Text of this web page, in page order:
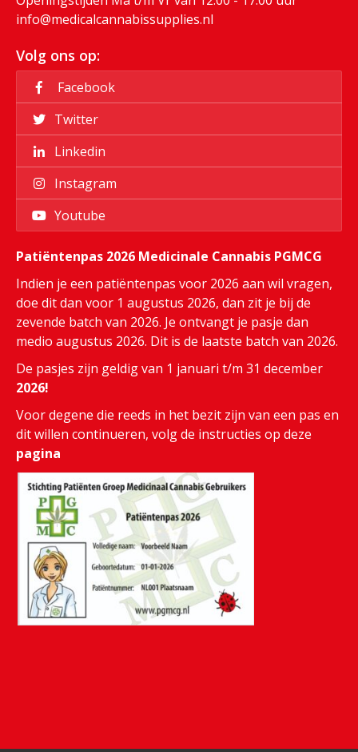
info@medicalcannabissupplies.nl
Volg ons op:
Facebook
Twitter
Linkedin
Instagram
Youtube
Patiëntenpas 2026 Medicinale Cannabis PGMCG
Indien je een patiëntenpas voor 2026 aan wil vragen,
doe dit dan voor 1 augustus 2026, dan zit je bij de
zevende batch van 2026. Je ontvangt je pasje dan
medio augustus 2026. Dit is de laatste batch van 2026.
De pasjes zijn geldig van 1 januari t/m 31 december
2026!
Voor degene die reeds in het bezit zijn van een pas en
dit willen continueren, volg de instructies op deze
pagina